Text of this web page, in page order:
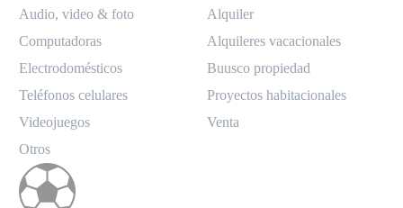
Audio, video & foto
Computadoras
Electrodomésticos
Teléfonos celulares
Videojuegos
Otros
Alquiler
Alquileres vacacionales
Buusco propiedad
Proyectos habitacionales
Venta